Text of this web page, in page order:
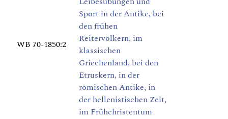
WB 70-1850:2
Sport in der Antike, bei
den frühen
Reitervölkern, im
klassischen
Griechenland, bei den
Etruskern, in der
römischen Antike, in
der hellenistischen Zeit,
im Frühchristentum